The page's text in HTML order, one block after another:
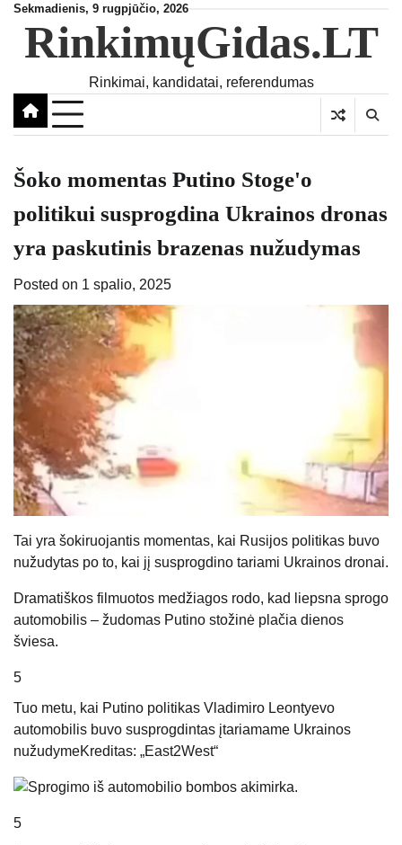
Skip
content
Sekmadienis, 9 rugpjūčio, 2026
RinkimųGidas.LT
Rinkimai, kandidatai, referendumas
Šoko momentas Putino Stoge'o
politikui susprogdina Ukrainos dronas
yra paskutinis brazenas nužudymas
Posted on 1 spalio, 2025
Tai yra šokiruojantis momentas, kai Rusijos politikas buvo
nužudytas po to, kai jį susprogdino tariami Ukrainos dronai.
Dramatiškos filmuotos medžiagos rodo, kad liepsna sprogo
automobilis – žudomas Putino stožinė plačia dienos
šviesa.
5
Tuo metu, kai Putino politikas Vladimiro Leontyevo
automobilis buvo susprogdintas įtariamame Ukrainos
nužudymeKreditas: „East2West“
5